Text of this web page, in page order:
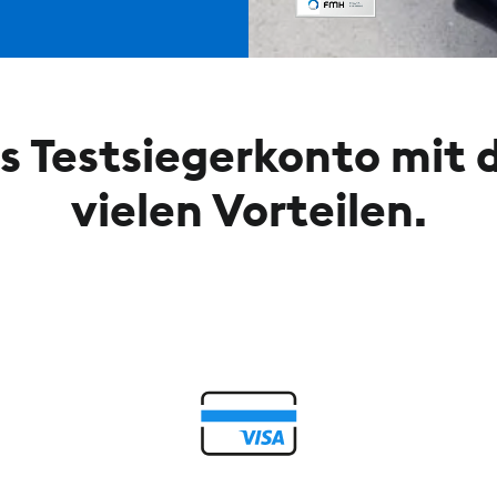
Testsiegerkonto mit
vielen Vorteilen.